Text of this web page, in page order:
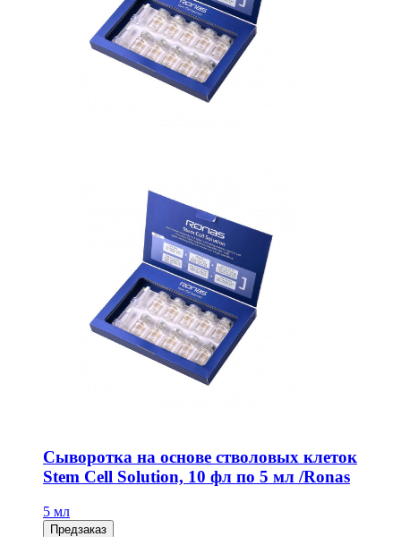
Сыворотка на основе стволовых клеток
Stem Cell Solution, 10 фл по 5 мл /Ronas
5 мл
Предзаказ